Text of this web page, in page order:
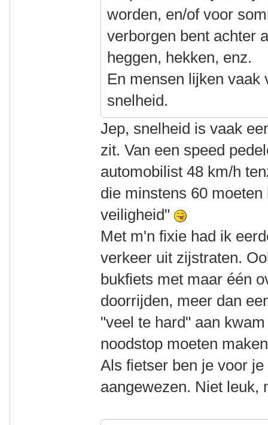
worden, en/of voor
verborgen bent achter
heggen, hekken, enz.
En mensen lijken vaak
snelheid.
Jep, snelheid is vaak
zit. Van een speed
automobilist 48 km/h
die minstens 60
veiligheid"
Met m'n fixie had ik
verkeer uit zijstraten.
bukfiets met maar één
doorrijden, meer dan
"veel te hard" aan
noodstop moeten
Als fietser ben je voor
aangewezen. Niet